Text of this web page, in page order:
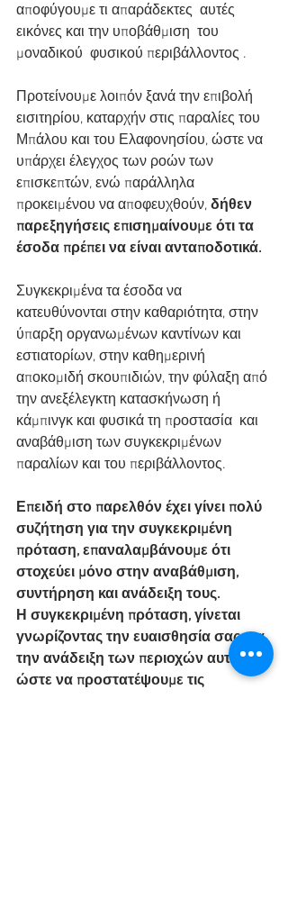
αποφύγουμε τι απαράδεκτες  αυτές
εικόνες και την υποβάθμιση  του
μοναδικού  φυσικού περιβάλλοντος .
Προτείνουμε λοιπόν ξανά την επιβολή
εισιτηρίου, καταρχήν στις παραλίες του
Μπάλου και του Ελαφονησίου, ώστε να
υπάρχει έλεγχος των ροών των
επισκεπτών, ενώ παράλληλα
προκειμένου να αποφευχθούν, δήθεν
παρεξηγήσεις επισημαίνουμε ότι τα
έσοδα πρέπει να είναι ανταποδοτικά.
Συγκεκριμένα τα έσοδα να
κατευθύνονται στην καθαριότητα, στην
ύπαρξη οργανωμένων καντίνων και
εστιατορίων, στην καθημερινή
αποκομιδή σκουπιδιών, την φύλαξη από
την ανεξέλεγκτη κατασκήνωση ή
κάμπινγκ και φυσικά τη προστασία  και
αναβάθμιση των συγκεκριμένων
παραλίων και του περιβάλλοντος.
Επειδή στο παρελθόν έχει γίνει πολύ
συζήτηση για την συγκεκριμένη
πρόταση, επαναλαμβάνουμε ότι
στοχεύει μόνο στην αναβάθμιση,
συντήρηση και ανάδειξη τους.
Η συγκεκριμένη πρόταση, γίνεται
γνωρίζοντας την ευαισθησία σας για
την ανάδειξη των περιοχών αυτών,
ώστε να προστατέψουμε τις